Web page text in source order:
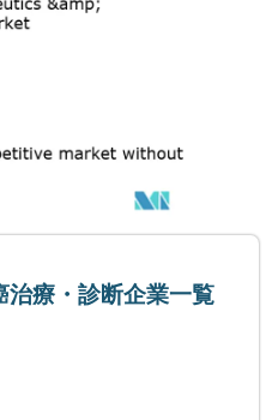
治療・診断企業一覧